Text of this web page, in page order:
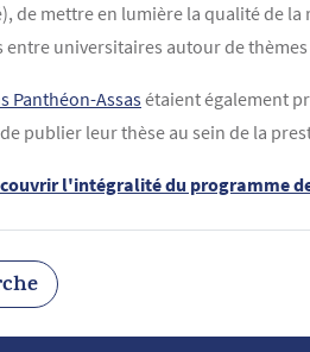
de mettre en lumière la qualité de
entre universitaires autour de
Panthéon-Assasétaient également
publier leur thèse au sein de la
l'intégralité du programme